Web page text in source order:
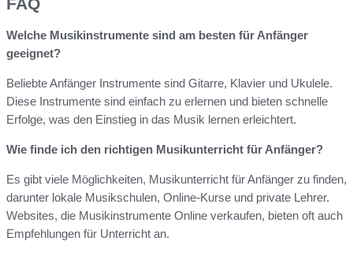
Welche Musikinstrumente sind am besten für Anfänger
geeignet?
Beliebte Anfänger Instrumente sind Gitarre, Klavier und Ukulele.
Diese Instrumente sind einfach zu erlernen und bieten schnelle
Erfolge, was den Einstieg in das Musik lernen erleichtert.
Wie finde ich den richtigen Musikunterricht für Anfänger?
Es gibt viele Möglichkeiten, Musikunterricht für Anfänger zu finden,
darunter lokale Musikschulen, Online-Kurse und private Lehrer.
Websites, die Musikinstrumente Online verkaufen, bieten oft auch
Empfehlungen für Unterricht an.